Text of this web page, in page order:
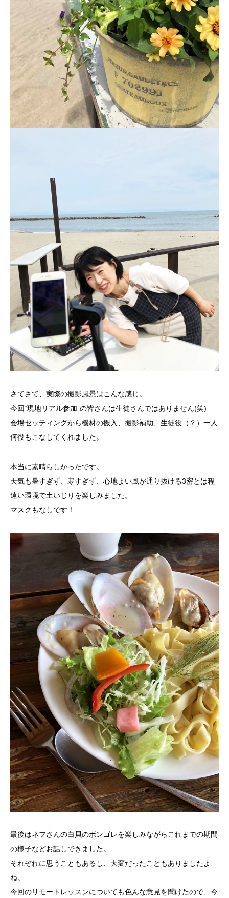
さてさて、実際の撮影風景はこんな感じ。
今回“現地リアル参加”の皆さんは生徒さんではありません(笑)
会場セッティングから機材の搬入、撮影補助、生徒役（？）一人
何役もこなしてくれました。
本当に素晴らしかったです。
天気も暑すぎず、寒すぎず、心地よい風が通り抜ける3密とは程
遠い環境で土いじりを楽しみました。
マスクもなしです！
最後はネフさんの白貝のボンゴレを楽しみながらこれまでの期間
の様子などお話しできました。
それぞれに思うこともあるし、大変だったこともありましたよ
ね。
今回のリモートレッスンについても色んな意見を聞けたので、今